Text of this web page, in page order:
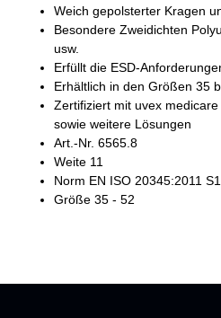
Weich gepolsterter Kragen
Besondere Zweidichten
usw.
Erfüllt die ESD-
Erhältlich in den Größen 35
Zertifiziert mit uvex
sowie weitere Lösungen
Art.-Nr. 6565.8
Weite 11
Norm EN ISO 20345:2011
Größe 35 - 52